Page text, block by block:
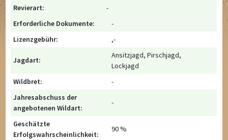
Revierart:
-
Erforderliche Dokumente:
-
Lizenzgebühr:
,-
Jagdart:
Ansitzjagd, Pirschjagd,
Lockjagd
Wildbret:
-
Jahresabschuss der
angebotenen Wildart:
-
Geschätzte
Erfolgswahrscheinlichkeit:
90 %